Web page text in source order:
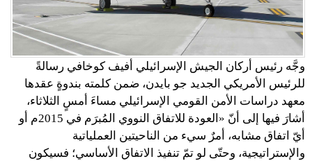
وجَّه رئيس أركان الجيش الإسرائيلي أفيف كوخافي رسالةً
للرئيس الأمريكي الجديد جو بايدن، ضمن كلمته بندوةٍ عقدها
معهد دراسات الأمن القومي الإسرائيلي مساءَ أمسٍ الثلاثاء،
أشارَ فيها إلى أنّ «العودة للاتفاق النووي المُبرَم في 2015م أو
أيّ اتفاق مشابه، أمرٌ سيء من الناحيتين العملياتية
والإستراتيجية، وحتّى لو تمّ تنفيذ الاتفاق الأساسي؛ فسيكون